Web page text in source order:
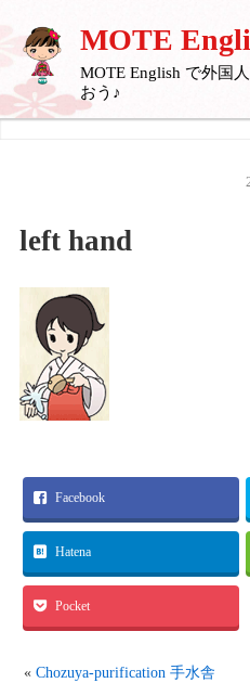
MOTE
MOTE English で外国
おう♪
left hand
Facebook
Hatena
Pocket
«Chozuya-purification 手水舎